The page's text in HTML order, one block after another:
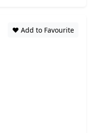
❤️ Add to Favourite